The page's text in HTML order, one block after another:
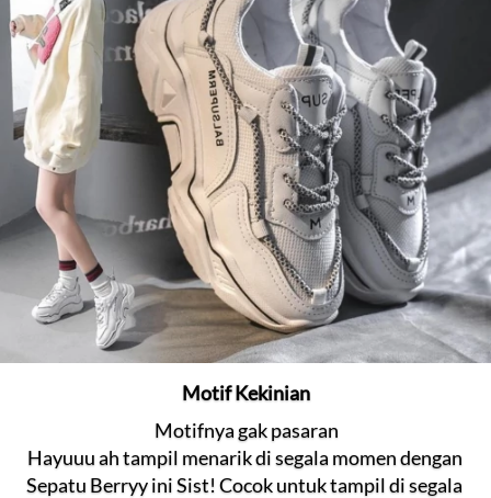
Motif Kekinian
Motifnya gak pasaran
Hayuuu ah tampil menarik di segala momen dengan
Sepatu Berryy ini Sist! Cocok untuk tampil di segala